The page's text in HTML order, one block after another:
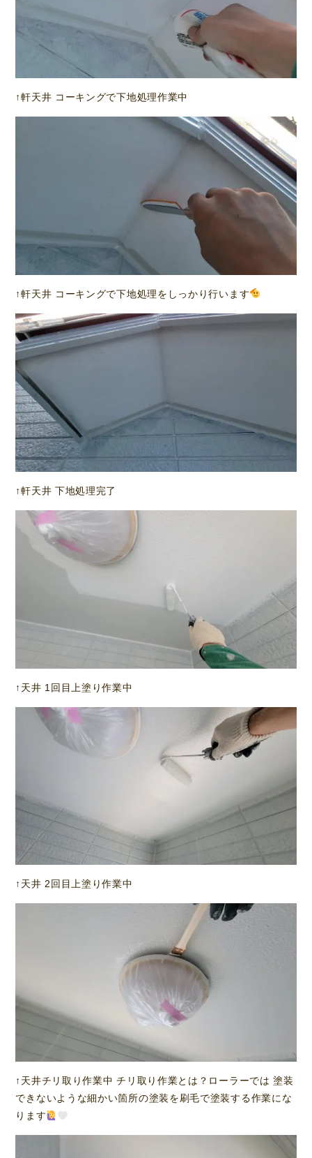
↑軒天井 コーキングで下地処理作業中
↑軒天井 コーキングで下地処理をしっかり行います
↑軒天井 下地処理完了
↑天井 1回目上塗り作業中
↑天井 2回目上塗り作業中
↑天井チリ取り作業中 チリ取り作業とは？ローラーでは 塗装
できないような細かい箇所の塗装を刷毛で塗装する作業にな
ります